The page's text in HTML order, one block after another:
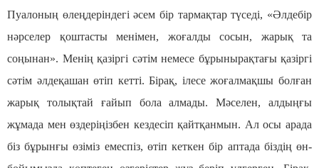
Пуалоның өлеңдеріндегі әсем бір тармақтар түседі, «Әлдебір
нәрселер қоштасты менімен, жоғалды сосын, жарық та
соңынан». Менің қазіргі сәтім немесе бұрынырақтағы қазіргі
сәтім әлдеқашан өтіп кетті. Бірақ, ілесе жоғалмақшы болған
жарық толықтай ғайып бола алмады. Мәселен, алдыңғы
жұмада мен өздеріңізбен кездесіп қайтқанмын. Ал осы арада
біз бұрынғы өзіміз емеспіз, өтіп кеткен бір аптада біздің өн-